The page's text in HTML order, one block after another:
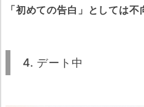
「初めての告白」としては不
4. デート中